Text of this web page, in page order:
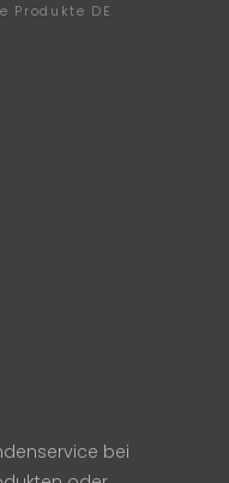
Produkte DE
bei